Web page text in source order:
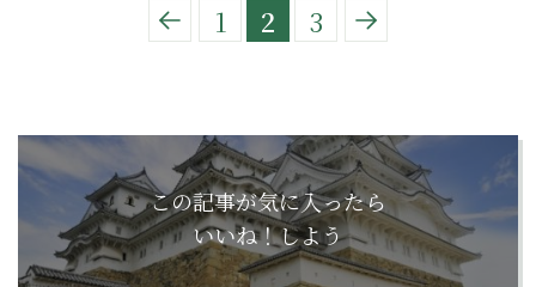
1 2 3
この記事が気に入ったら
いいね！しよう